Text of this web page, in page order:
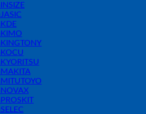
INSIZE
JASIC
KDE
KIMO
KINGTONY
KOCU
KYORITSU
MAKITA
MITUTOYO
NOVAX
PROSKIT
SELEC